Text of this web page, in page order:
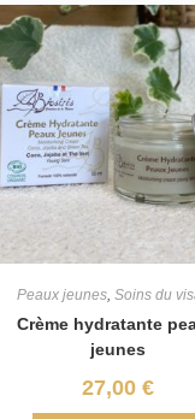
Peaux jeunes, Soins du
Crème hydratante
jeunes
27,00 €